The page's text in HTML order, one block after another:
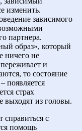
изменить.
зависимого
партнера.
образ», который
ничего не
и
то состояние
появляется
страх
выходят из головы.
с
помощь